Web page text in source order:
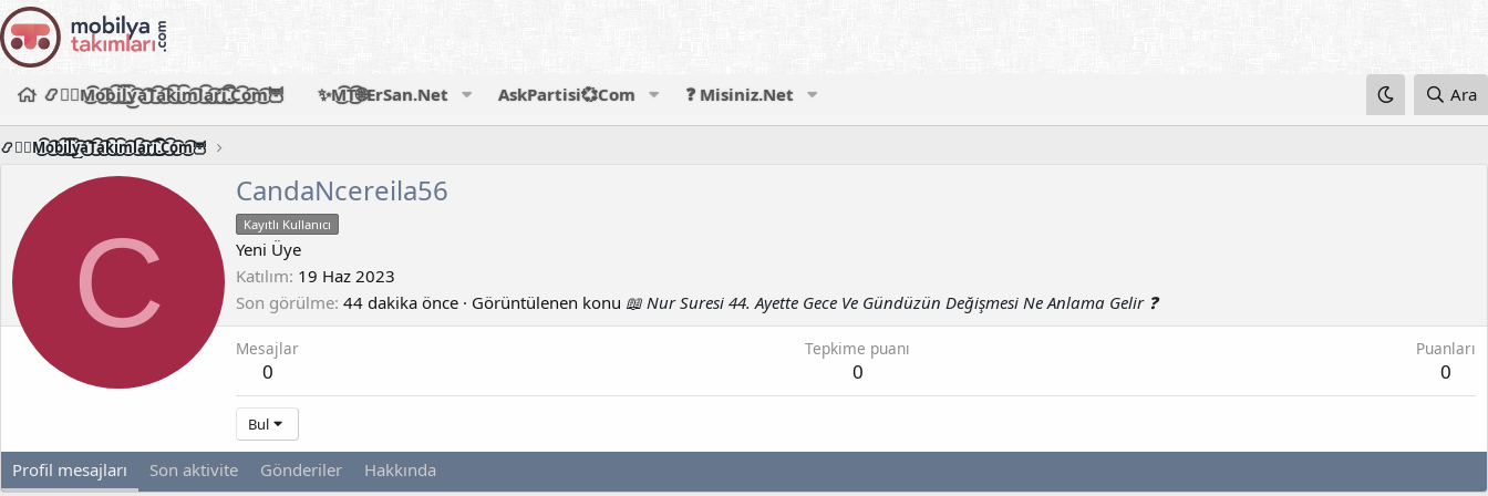
📿🧙‍♂️M͜͡o͜͡b͜͡i͜͡l͜͡y͜͡a͜͡T͜͡a͜͡k͜͡i͜͡m͜͡l͜͡a͜͡r͜͡i͜͡.͜͡C͜͡o͜͡m͜͡🦉 ✨M͜͡T͜͡🌐ErSan.Net AskPartisi💞Com ❓ Misiniz.Net Ara
📿🧙‍♂️M͜͡o͜͡b͜͡i͜͡l͜͡y͜͡a͜͡T͜͡a͜͡k͜͡i͜͡m͜͡l͜͡a͜͡r͜͡i͜͡.͜͡C͜͡o͜͡m͜͡🦉
C
CandaNcereila56
Kayıtlı Kullanıcı
Yeni Üye
Katılım 19 Haz 2023
Son görülme 44 dakika önce · Görüntülenen konu 📖 Nur Suresi 44. Ayette Gece Ve Gündüzün Değişmesi Ne Anlama Gelir ❓
Mesajlar
0
Tepkime puanı
0
Puanları
0
Bul
Profil mesajları Son aktivite Gönderiler Hakkında